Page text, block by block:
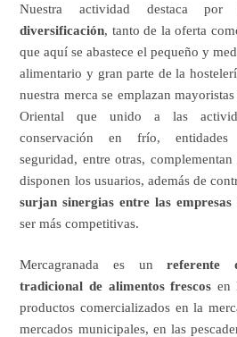
Nuestra actividad destaca por
diversificación, tanto de la oferta
que aquí se abastece el pequeño y
alimentario y gran parte de la
nuestra merca se emplazan
Oriental que unido a las
conservación en frío, entidades
seguridad, entre otras,
disponen los usuarios, además de
surjan sinergias entre las empresas
ser más competitivas.
Mercagranada es unreferente
tradicional de alimentos frescos en
productos comercializados en la
mercados municipales, en las